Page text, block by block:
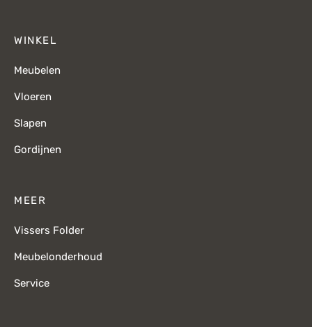
WINKEL
Meubelen
Vloeren
Slapen
Gordijnen
MEER
Vissers Folder
Meubelonderhoud
Service